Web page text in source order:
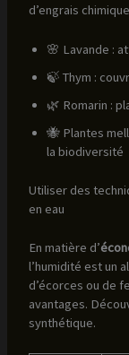
d’engrais
🌸 Lavande :
🍃 Thym :
🌿 Romarin :
🐝 Plantes
la biodiversité
Utiliser des
en eau
En matière d’
l’humidité est un
d’écorces ou de
avantages.
synthétique.